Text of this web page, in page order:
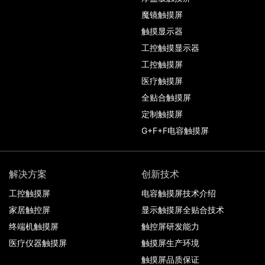
魔镜触摸屏
触摸显示器
工控触摸显示器
工控触摸屏
医疗触摸屏
全贴合触摸屏
定制触摸屏
G+F+F电容触摸屏
解决方案
工控触摸屏
家居触控屏
终端机触摸屏
医疗仪器触摸屏
创新技术
电容触摸屏技术介绍
显示触摸屏全贴合技术
触控屏研发能力
触摸屏生产环境
触摸屏品质保证